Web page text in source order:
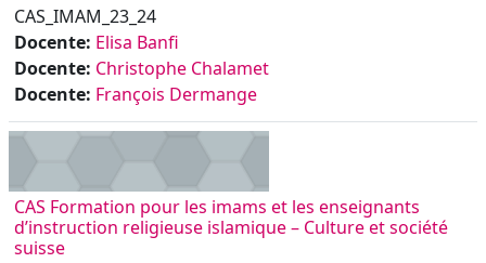
CAS_IMAM_23_24
Docente: Elisa Banfi
Docente: Christophe Chalamet
Docente: François Dermange
CAS Formation pour les imams et les enseignants
d’instruction religieuse islamique – Culture et société
suisse